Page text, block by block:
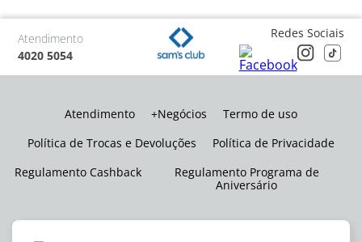
Atendimento
4020 5054
Redes Sociais
Atendimento +Negócios
Termo de uso
Política de Trocas e Devoluções
Política de Privacidade
Regulamento Cashback
Regulamento Programa de
Aniversário